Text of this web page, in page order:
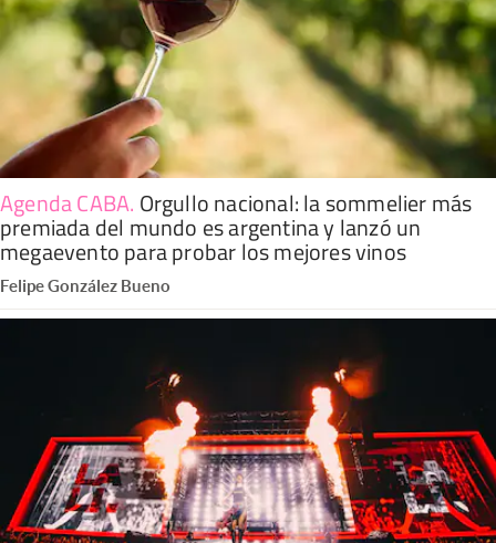
Agenda CABA. Orgullo nacional: la sommelier más
premiada del mundo es argentina y lanzó un
megaevento para probar los mejores vinos
Felipe González Bueno